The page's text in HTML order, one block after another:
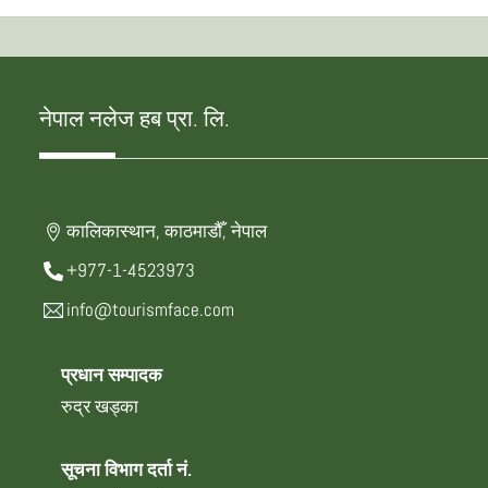
नेपाल नलेज हब प्रा. लि.
कालिकास्थान, काठमाडौँ, नेपाल
+977-1-4523973
info@tourismface.com
प्रधान सम्पादक
रुद्र खड्का
सूचना विभाग दर्ता नं.